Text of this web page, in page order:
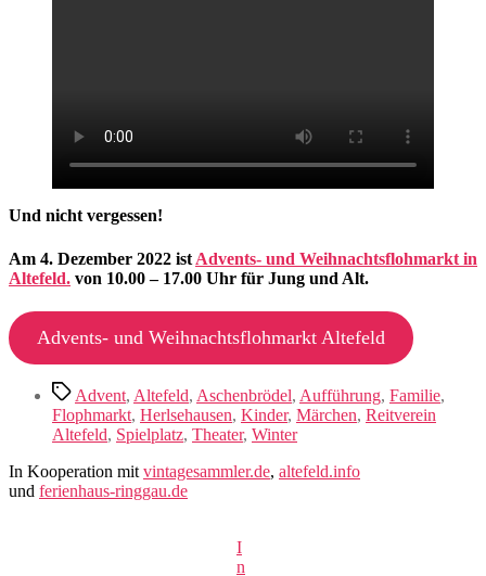
Und nicht vergessen!
Am 4. Dezember 2022 ist Advents- und Weihnachtsflohmarkt in
Altefeld. von 10.00 – 17.00 Uhr für Jung und Alt.
Advents- und Weihnachtsflohmarkt Altefeld
Schlagwörter
Advent, Altefeld, Aschenbrödel, Aufführung, Familie,
Flophmarkt, Herlsehausen, Kinder, Märchen, Reitverein
Altefeld, Spielplatz, Theater, Winter
In Kooperation mit vintagesammler.de, altefeld.info
und ferienhaus-ringgau.de
I
n